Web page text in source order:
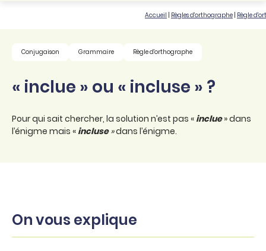
Accueil Règles d'orthographe Règle
Conjugaison Grammaire Règle d'orthographe
« inclue » ou « incluse » ?
Pour qui sait chercher, la solution n’est pas « inclue» dans
l’énigme mais « incluse»dans l’énigme.
On vous explique